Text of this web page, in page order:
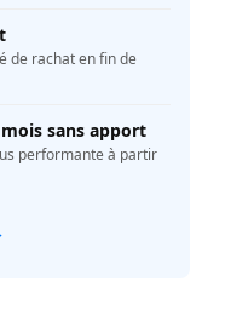
de rachat en fin de
sans apport
performante à partir